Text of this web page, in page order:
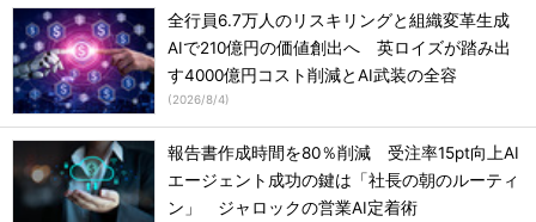
全行員6.7万人のリスキリングと組織変革生成
AIで210億円の価値創出へ 英ロイズが踏み出
す4000億円コスト削減とAI武装の全容
(2026/8/4)
報告書作成時間を80％削減 受注率15pt向上AI
エージェント成功の鍵は「社長の朝のルーティ
ン」 ジャロックの営業AI定着術